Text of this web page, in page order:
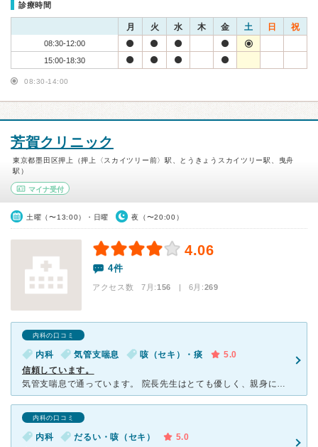
診療時間
月 火 水 木 金 土 日 祝
08:30-12:00
15:00-18:30
08:30-14:00
芳賀クリニック
東京都墨田区押上（押上〈スカイツリー前〉駅、とうきょうスカイツリー駅、曳舟
駅）
マイナ受付
土曜（〜13:00）・日曜 夜（〜20:00）
4.06
4件
アクセス数 7月:156 | 6月:269
内科の口コミ
内科 気管支喘息 咳（セキ）・痰
5.0
信頼しています。
気管支喘息で通っています。 院長先生はとても優しく、親身になって話を聞いてくれます。 その上で、丁寧に診察してくださるので、安心して家族全員がお世話になっています。 受付を始めスタッフの配慮も素
内科の口コミ
内科 だるい・咳（セキ）
5.0